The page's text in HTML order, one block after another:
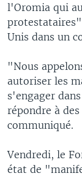
l'Oromia qui
Unis dans un
"Nous
autoriser les
s'engager
répondre à
communiqué.
Vendredi, le
état de